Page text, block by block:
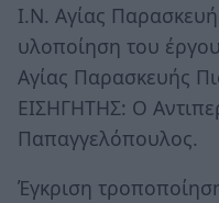
Ι.Ν. Αγίας
υλοποίηση του
Αγίας Παρασκευής
ΕΙΣΗΓΗΤΗΣ: Ο
Παπαγγελόπουλος.
Έγκριση